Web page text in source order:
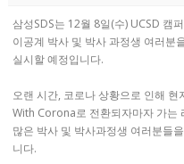
삼성SDS는 12월 8일(수) UCSD 캠
이공계 박사 및 박사 과정생 여러
실시할 예정입니다.
오랜 시간, 코로나 상황으로 인해
With Corona로 전환되자마자 가는
많은 박사 및 박사과정생 여러분들
니다.